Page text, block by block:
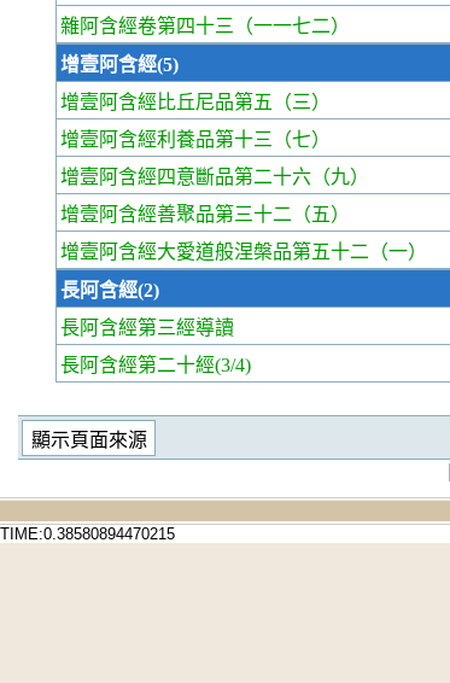
雜阿含經卷第四十三 （一一七二）
增壹阿含經(5)
增壹阿含經比丘尼品第五
（三）
增壹阿含經利養品第十三 （七）
增壹阿含經四意斷品第二十六 （九）
增壹阿含經善聚品第三十二 （五）
增壹阿含經大愛道般涅槃品第五十二 （一）
長阿含經(2)
長阿含經第三經導讀
長阿含經第二十經(3/4)
TIME:0.38580894470215